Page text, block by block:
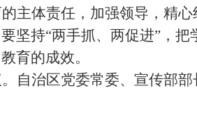
主体责任，加强领导，精
坚持“两手抓、两促进”，
育的成效。
自治区党委常委、宣传部